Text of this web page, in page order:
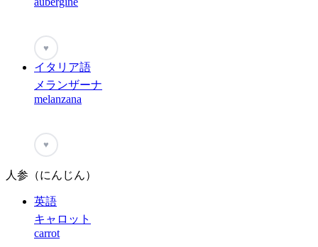
♥
イタリア語
メランザーナ
melanzana
♥
人参（にんじん）
英語
キャロット
carrot